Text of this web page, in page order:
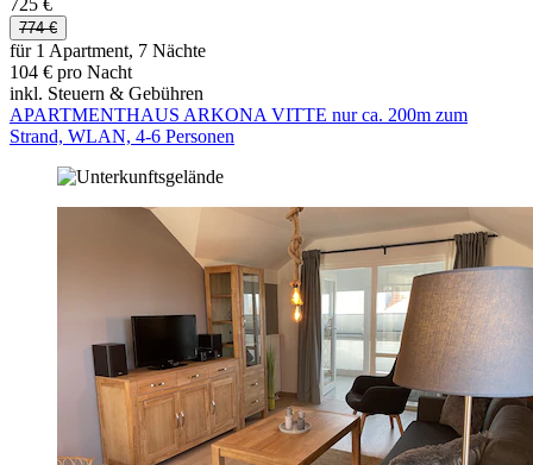
725 €
774 €
für 1 Apartment, 7 Nächte
104 € pro Nacht
inkl. Steuern & Gebühren
APARTMENTHAUS ARKONA VITTE nur ca. 200m zum
Strand, WLAN, 4-6 Personen